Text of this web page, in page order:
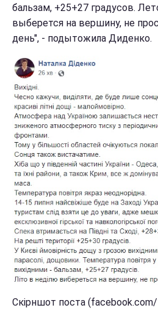
бальзам, +25+27 градусов.
выберется на вершину, не
день", - подытожила Диденко.
Скірншот поста